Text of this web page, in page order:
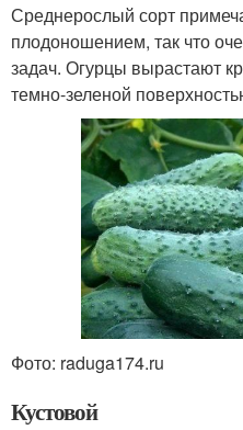
Среднерослый сорт
плодоношением, так что
задач. Огурцы вырастают
темно-зеленой
Фото: raduga174.ru
Кустовой